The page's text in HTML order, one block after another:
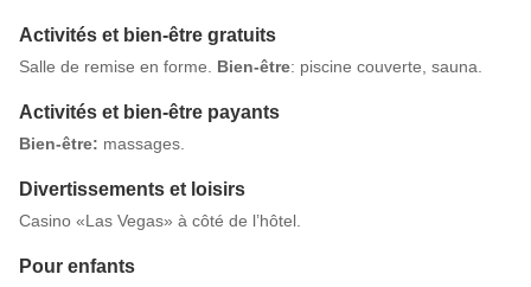
Activités et bien-être gratuits
Salle de remise en forme. Bien-être: piscine couverte, sauna.
Activités et bien-être payants
Bien-être: massages.
Divertissements et loisirs
Casino «Las Vegas» à côté de l’hôtel.
Pour enfants